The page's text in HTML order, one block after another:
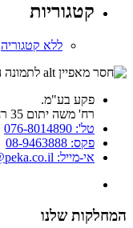
קטגוריות
ללא קטגוריה
פקע בע"מ.
רח' משה יתום 35 רחובות 7612000
טל': 076-8014890
פקס: 08-9463888
אי-מייל: info@peka.co.il
המחלקות שלנו